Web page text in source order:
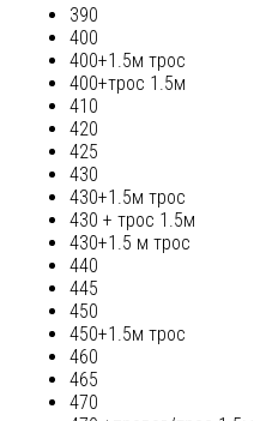
390
400
400+1.5м трос
400+трос 1.5м
410
420
425
430
430+1.5м трос
430 + трос 1.5м
430+1.5 м трос
440
445
450
450+1.5м трос
460
465
470